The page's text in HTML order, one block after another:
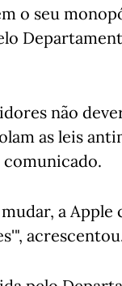
o seu
não
as leis
comunicado.
mudar, a